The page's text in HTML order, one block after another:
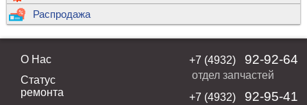
Распродажа
О Нас
Статус
ремонта
+7 (4932) 92-92-64
отдел запчастей
+7 (4932)
92-95-41